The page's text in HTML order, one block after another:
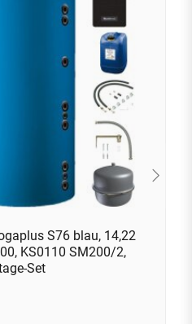
S76 blau, 14,22
KS0110 SM200/2,
Set